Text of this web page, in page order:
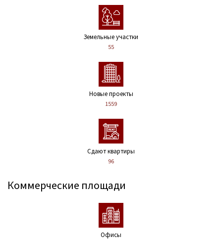
Земельные участки
55
Новые проекты
1559
Сдают квартиры
96
Коммерческие площади
Офисы